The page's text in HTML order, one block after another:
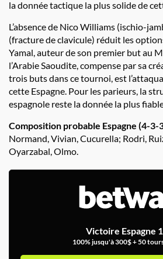
la donnée tactique la plus solide de
L’absence de Nico Williams (ischio-
(fracture de clavicule) réduit les
Yamal, auteur de son premier but au
l’Arabie Saoudite, compense par sa
trois buts dans ce tournoi, est
cette Espagne. Pour les parieurs, la
espagnole reste la donnée la plus
Composition probable Espagne (4-3-
Normand, Vivian, Cucurella; Rodri,
Oyarzabal, Olmo.
Victoire Espagne
100% jusqu'à 300$ + 50